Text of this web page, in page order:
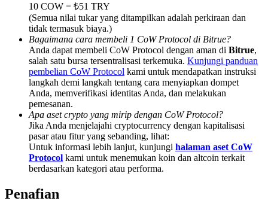
Deposit & Trade BTC to Share 25000 USDT prize pool!
Deposit CASHCAT & Win
Share 500000 CASHCAT prize pool
Exclusive for BitMart Users
Register & Trade to Win 500,000 USDT
Precious Metals Trading Carnival
10 COW = ₺51 TRY
(Semua nilai tukar yang ditampilkan adalah perkiraan dan
tidak termasuk biaya.)
Bagaimana cara membeli 1 CoW Protocol di Bitrue?
Anda dapat membeli CoW Protocol dengan aman di Bitrue,
salah satu bursa tersentralisasi terkemuka. Kunjungi panduan
pembelian CoW Protocol kami untuk mendapatkan instruksi
langkah demi langkah tentang cara menyiapkan dompet
Anda, memverifikasi identitas Anda, dan melakukan
pemesanan.
Apa aset crypto yang mirip dengan CoW Protocol?
Jika Anda menjelajahi cryptocurrency dengan kapitalisasi
pasar atau fitur yang sebanding, lihat:
Untuk informasi lebih lanjut, kunjungi halaman aset CoW
Protocol kami untuk menemukan koin dan altcoin terkait
berdasarkan kategori atau performa.
Penafian